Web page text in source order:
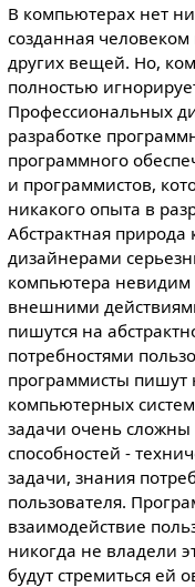
В компьютерах нет
созданная
других вещей. Но,
полностью
Профессиональных
разработке
программного
и программистов,
никакого опыта в
Абстрактная
дизайнерами
компьютера невидим
внешними
пишутся на
потребностями
программисты пишут
компьютерных
задачи очень
способностей -
задачи, знания
пользователя.
взаимодействие
никогда не владели
будут стремиться ей